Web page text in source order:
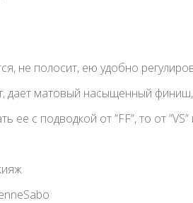
не полосит, ею удобно
дает матовый насыщенный финиш,
ее с подводкой от ”FF”, то от